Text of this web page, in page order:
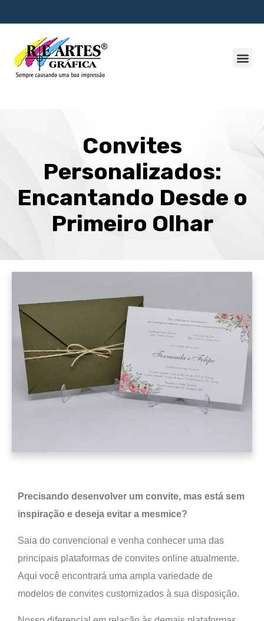
Convites
Personalizados:
Encantando Desde o
Primeiro Olhar
Precisando desenvolver um convite, mas está sem
inspiração e deseja evitar a mesmice?
Saia do convencional e venha conhecer uma das
principais plataformas de convites online atualmente.
Aqui você encontrará uma ampla variedade de
modelos de convites customizados à sua disposição.